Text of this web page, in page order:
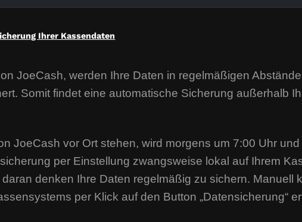
Ihrer Kassendaten
JoeCash, werden Ihre Daten in regelmäßigen
Somit findet eine automatische Sicherung außerhalb
JoeCash vor Ort stehen, wird morgens um 7:00 Uhr
per Einstellung zwangsweise lokal auf Ihrem
denken Ihre Daten regelmäßig zu sichern. Manuell
per Klick auf den Button „Datensicherung“